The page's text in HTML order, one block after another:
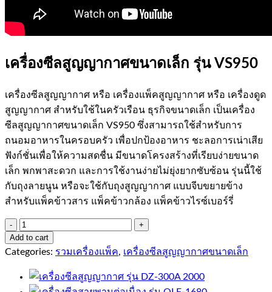
เครื่องซีลสูญญากาศขนาดเล็ก รุ่น VS950
เครื่องซีลสูญญากาศ หรือ เครื่องแพ็คสูญญากาศ หรือ เครื่องดูด
สูญญากาศ สำหรับใช้ในครัวเรือน ธุรกิจขนาดเล็ก เป็นเครื่อง
ซีลสูญญากาศขนาดเล็ก VS950 ซึ่งสามารถใช้สำหรับการ
ถนอมอาหารในครอบครัว เพื่อปกป้องอาหาร ชะลอการเน่าเสีย
ฟังก์ชั่นเพื่อให้ความสดชื่น มีขนาดโครงสร้างที่เรียบง่ายขนาด
เล็ก พกพาสะดวก และการใช้งานง่ายไม่ยุ่งยากซับซ้อน รุ่นนี้ใช้
กับถุงลายนูน หรือจะใช้กับถุงสูญญากาศ แบบจีบขยายข้าง
สำหรับแพ็คข้าวสาร แพ็คข้าวกล้อง แพ็คข้าวไรซ์เบอร์รี่
เครื่อง
ซีล
สูญ
ญา
กาศ
Add to cart
Categories: รวมเครื่องแพ็ค, เครื่องซีลสูญญากาศขนาดเล็ก